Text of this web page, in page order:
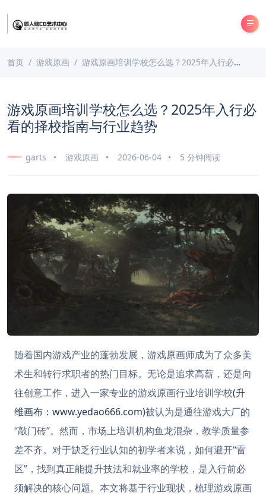
首页 游戏原画 游戏原画培训学校怎么选？2025年入行必看的择校指南与行业趋势
游戏原画培训学校怎么选？2025年入行必
看的择校指南与行业趋势
garts 游戏原画 2026-06-04 5 分钟阅读
随着国内游戏产业的蓬勃发展，游戏原画师成为了众多美
术生和转行求职者的热门目标。无论是追求高薪，还是向
往创意工作，进入一家专业的游戏原画行业培训学校(升
维画布：www.yedao666.com)被认为是通往游戏大厂的
“敲门砖”。然而，市场上培训机构鱼龙混杂，教学质量参
差不齐。对于缺乏行业认知的初学者来说，如何避开“雷
区”，找到真正能提升技法和就业率的学校，是入行前必
须解决的核心问题。本文将基于行业现状，梳理游戏原画